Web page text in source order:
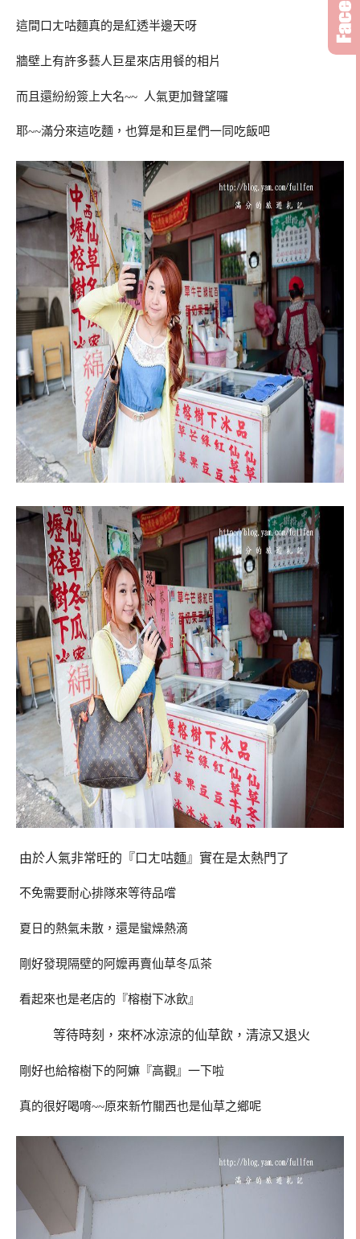
這間口ㄤ咕麵真的是紅透半邊天呀
牆壁上有許多藝人巨星來店用餐的相片
而且還紛紛簽上大名~~ 人氣更加聲望囉
耶~~滿分來這吃麵，也算是和巨星們一同吃飯吧
由於人氣非常旺的『口ㄤ咕麵』實在是太熱門了
不免需要耐心排隊來等待品嚐
夏日的熱氣未散，還是蠻燥熱滴
剛好發現隔壁的阿嬤再賣仙草冬瓜茶
看起來也是老店的『榕樹下冰飲』
等待時刻，來杯冰涼涼的仙草飲，清涼又退火
剛好也給榕樹下的阿嫲『高觀』一下啦
真的很好喝唷~~原來新竹關西也是仙草之鄉呢